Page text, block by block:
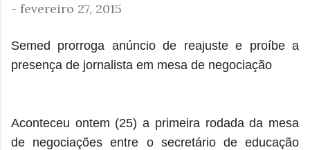
- fevereiro 27, 2015
Semed prorroga anúncio de reajuste e proíbe a
presença de jornalista em mesa de negociação
Aconteceu ontem (25) a primeira rodada da mesa
de negociações entre o secretário de educação